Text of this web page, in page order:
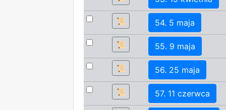
📜 54. 5 maja
📜 55. 9 maja
📜 56. 25 maja
📜 57. 11 czerwca